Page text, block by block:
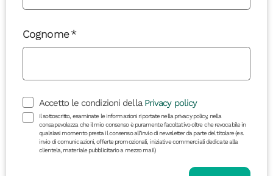
Cognome
Accetto le condizioni della Privacy policy
Il sottoscritto, esaminate le informazioni riportate nella privacy policy, nella
consapevolezza che il mio consenso è puramente facoltativo oltre che revocabile in
qualsiasi momento presta il consenso all’invio di newsletter da parte del titolare (es.
invio di comunicazioni, offerte promozionali, iniziative commerciali dedicate alla
clientela, materiale pubblicitario a mezzo mail)